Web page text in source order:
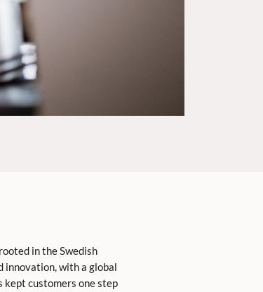
in the Swedish
innovation, with a global
kept customers one step